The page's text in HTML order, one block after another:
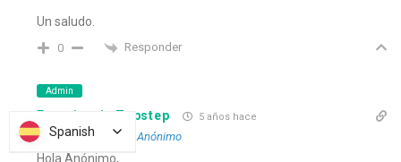
Un saludo.
0 Responder
Admin
Experiencia Topstep 5 años hace
Responder a Anónimo
Hola Anónimo,
Spanish
Spanish